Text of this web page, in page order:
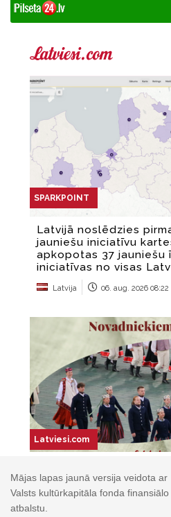
Mājas lapas jaunā versija veidota ar
Valsts kultūrkapitāla fonda finansiālo
atbalstu.